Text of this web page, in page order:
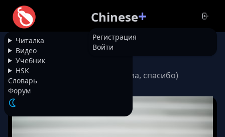
Читалка
Видео
Учебник
HSK
Словарь
Форум
Chinese+
Регистрация
Войти
НАЗАД
Песня 爸爸妈妈谢谢你 (папа, мама, спасибо)
16342